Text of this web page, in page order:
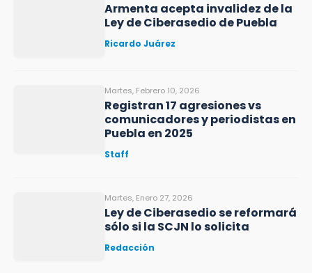
Armenta acepta invalidez de la
Ley de Ciberasedio de Puebla
Ricardo Juárez
Martes, Febrero 10, 2026
Registran 17 agresiones vs
comunicadores y periodistas en
Puebla en 2025
Staff
Martes, Enero 27, 2026
Ley de Ciberasedio se reformará
sólo si la SCJN lo solicita
Redacción